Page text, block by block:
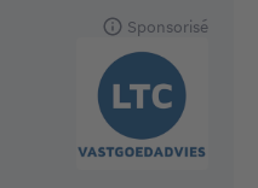
Sponsorisé